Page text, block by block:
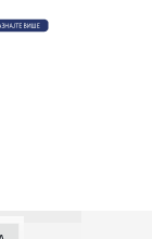
spremaju